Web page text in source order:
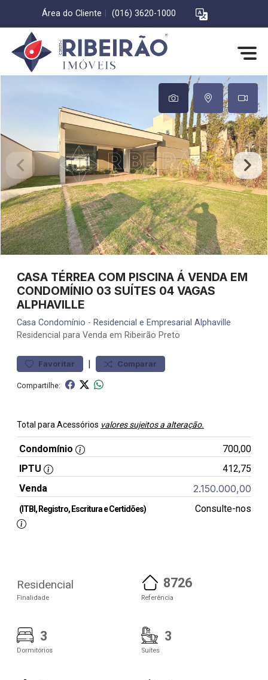
Área do Cliente (016) 3620-1000
CASA TÉRREA COM PISCINA Á VENDA EM
CONDOMÍNIO 03 SUÍTES 04 VAGAS
ALPHAVILLE
Casa Condomínio - Residencial e Empresarial Alphaville
Residencial para Venda em Ribeirão Preto
Favoritar | Comparar
Compartilhe:
Total para Acessórios valores sujeitos a alteração.
Condomínio
700,00
IPTU
412,75
Venda
2.150.000,00
(ITBI, Registro, Escritura e Certidões) Consulte-nos
Residencial
Finalidade
8726
Referência
3
Dormitórios
3
Suítes